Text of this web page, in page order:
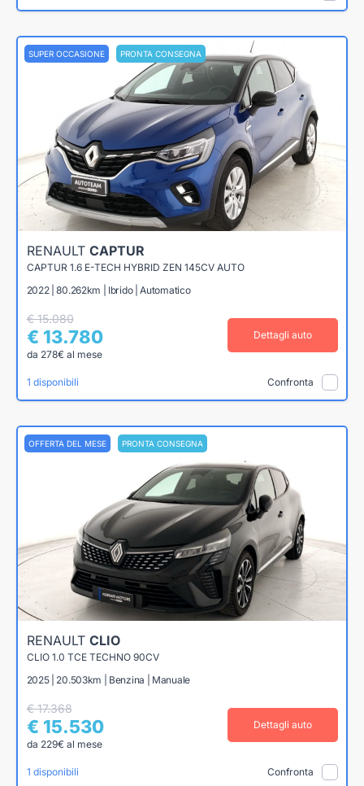
SUPER OCCASIONE PRONTA CONSEGNA
RENAULT CAPTUR
CAPTUR 1.6 E-TECH HYBRID ZEN 145CV AUTO
2022 | 80.262km | Ibrido | Automatico
€ 15.080
€ 13.780
da 278€ al mese
Dettagli auto
1 disponibili Confronta
OFFERTA DEL MESE PRONTA CONSEGNA
RENAULT CLIO
CLIO 1.0 TCE TECHNO 90CV
2025 | 20.503km | Benzina | Manuale
€ 17.368
€ 15.530
da 229€ al mese
Dettagli auto
1 disponibili Confronta